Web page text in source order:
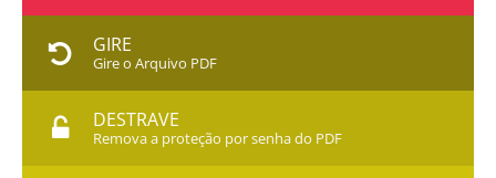
GIRE
Gire o Arquivo PDF
DESTRAVE
Remova a proteção por senha do PDF